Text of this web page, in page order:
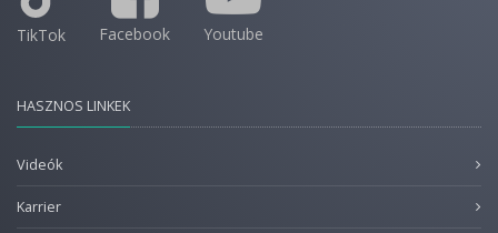
TikTok Facebook Youtube
HASZNOS LINKEK
Videók
Karrier